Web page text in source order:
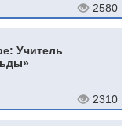
2580
Учитель
2310